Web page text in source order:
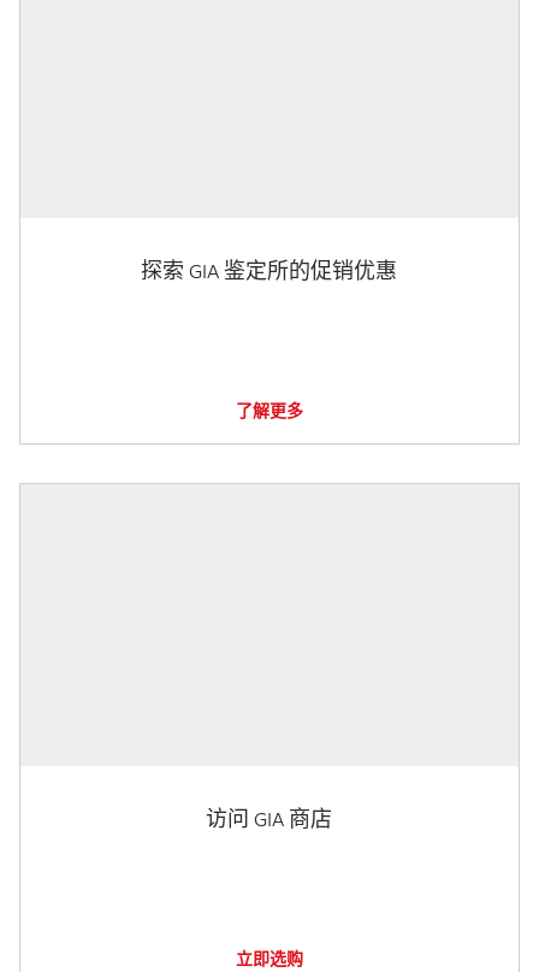
探索 GIA 鉴定所的促销优惠
了解更多
访问 GIA 商店
立即选购